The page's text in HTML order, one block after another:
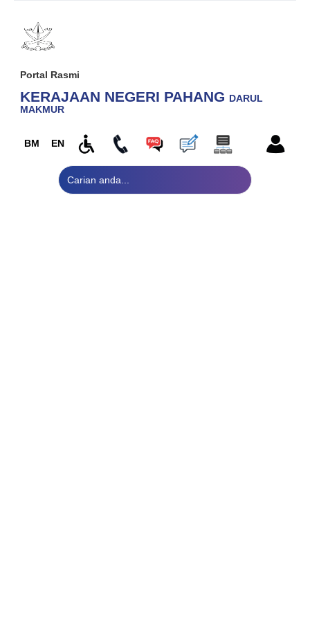
Portal Rasmi
KERAJAAN NEGERI PAHANG DARUL
MAKMUR
BM EN